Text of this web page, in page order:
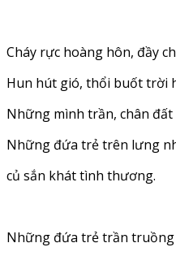
Cháy rực hoàng hôn, đầy
Hun hút gió, thổi buốt trời
Những mình trần, chân
Những đứa trẻ trên lưng
củ sắn khát tình thương.
Những đứa trẻ trần